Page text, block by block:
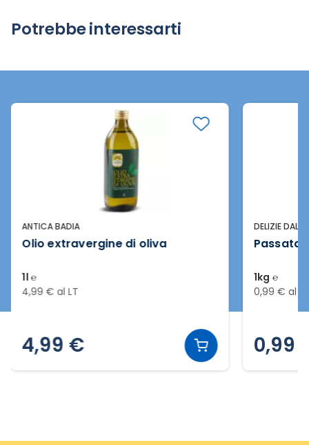
Potrebbe interessarti
ANTICA BADIA
Olio extravergine di oliva
1l ℮
4,99 € al LT
4,99 €
DELIZIE DAL
Passata
1kg ℮
0,99 € al
0,99